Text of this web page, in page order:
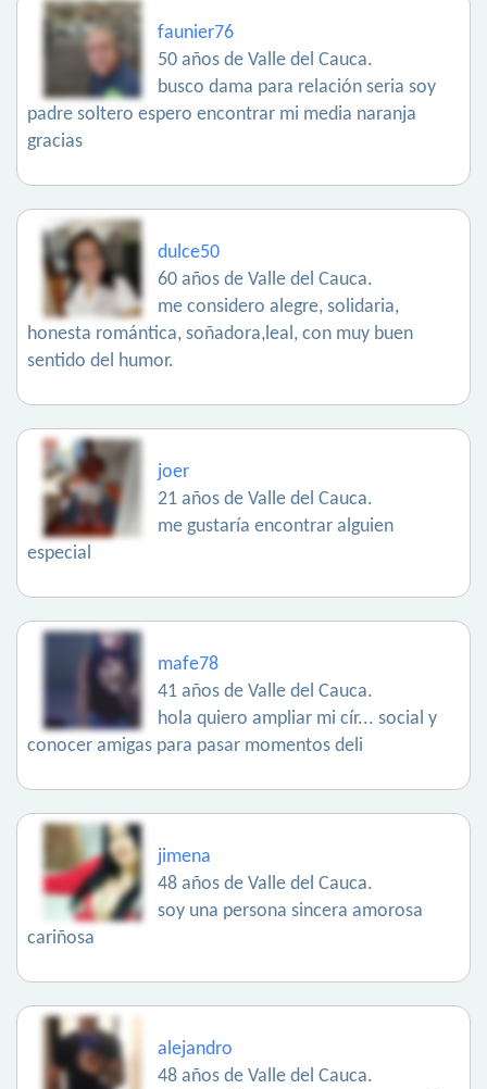
faunier76
50 años de Valle del Cauca.
busco dama para relación seria soy
padre soltero espero encontrar mi media naranja
gracias
dulce50
60 años de Valle del Cauca.
me considero alegre, solidaria,
honesta romántica, soñadora,leal, con muy buen
sentido del humor.
joer
21 años de Valle del Cauca.
me gustaría encontrar alguien
especial
mafe78
41 años de Valle del Cauca.
hola quiero ampliar mi cír... social y
conocer amigas para pasar momentos deli
jimena
48 años de Valle del Cauca.
soy una persona sincera amorosa
cariñosa
alejandro
48 años de Valle del Cauca.